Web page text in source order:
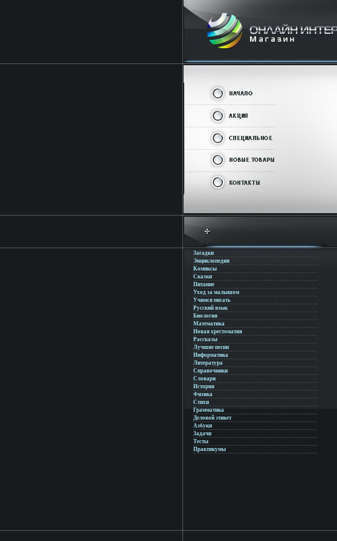
Загадки
Энциклопедии
Комиксы
Сказки
Питание
Уход за малышом
Учимся писать
Русский язык
Биология
Математика
Новая хрестоматия
Рассказы
Лучшие песни
Информатика
Литература
Справочники
Словари
История
Физика
Стихи
Грамматика
Деловой этикет
Азбуки
Задачи
Тесты
Практикумы